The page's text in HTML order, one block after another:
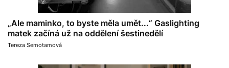
„Ale maminko, to byste měla umět...“ Gaslighting
matek začíná už na oddělení šestinedělí
Tereza Semotamová